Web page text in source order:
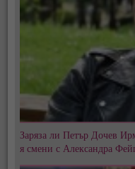
Заряза ли Петър Дочев
я смени с Александра